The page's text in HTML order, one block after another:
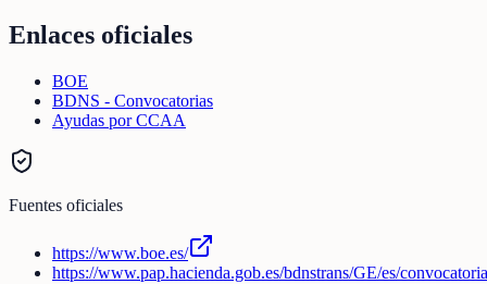
Enlaces oficiales
BOE
BDNS - Convocatorias
Ayudas por CCAA
Fuentes oficiales
https://www.boe.es/
https://www.pap.hacienda.gob.es/bdnstrans/GE/es/